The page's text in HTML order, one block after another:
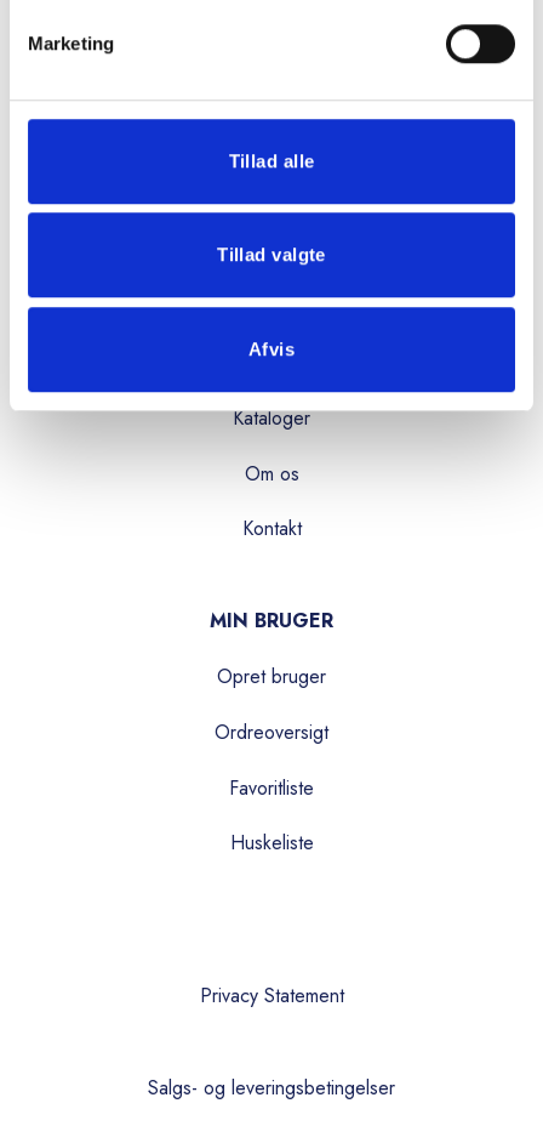
Marketing
Tillad alle
Tillad valgte
Afvis
Fredag:
08:00 - 15:00
OVERBLIK
Produkter
Services
Kataloger
Om os
Kontakt
MIN BRUGER
Opret bruger
Ordreoversigt
Favoritliste
Huskeliste
Privacy Statement
Salgs- og leveringsbetingelser